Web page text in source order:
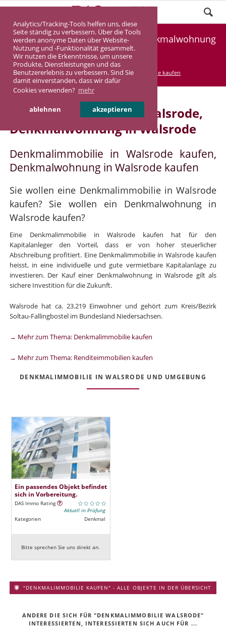
Analytics/Tracking-Tools helfen uns, diese
Seite ständig zu verbessern. Über die Tools
werden anonyme Daten über Website-
Nutzung und -Funktionalität gesammelt.
Wir nutzen die Erkenntnisse, um unsere
Produkte, Dienstleistungen und das
Benutzererlebnis zu verbessern. Sind Sie
damit einverstanden, dass wir dafür
Cookies verwenden? mehr
ablehnen akzeptieren
Denkmalimmobilie Walsrode, Denkmalwohnung
Walsrode
DASINVEST Service Denkmalimmobilie kaufen
Denkmalimmobilie in Walsrode,
Denkmalwohnung in Walsrode
Denkmalimmobilie in Walsrode kaufen,
Denkmalwohnung in Walsrode kaufen
Sie wollen eine Denkmalimmobilie in Walsrode
kaufen? Sie wollen ein Denkmalwohnung in
Walsrode kaufen?
Eine Denkmalimmobilie in Walsrode kaufen hat für den
Kapitalanleger den Vorteil, dass er von hoher steuerlicher
Abschreibung profitiert. Eine Denkmalimmobilie in Walsrode kaufen
heisst, in eine individuelle und gute vermietbare Kapitalanlage zu
investieren. Der Kauf einer Denkmalwohnung in Walsrode gilt als
sichere Investition für die Zukunft.
Walsrode hat ca. 23.219 Einwohner und gehört zum Kreis/Bezirk
Soltau-Fallingbostel im Bundesland Niedersachsen.
→ Mehr zum Thema: Denkmalimmobilie kaufen
→ Mehr zum Thema: Renditeimmobilien kaufen
DENKMALIMMOBILIE IN WALSRODE UND UMGEBUNG
Ein passendes Objekt befindet
sich in Vorbereitung.
DAS Immo Rating
Aktuell in Prüfung
Kategorien
Denkmal
Bitte sprechen Sie uns direkt an.
"DENKMALIMMOBILIE KAUFEN" - ALLE OBJEKTE IN DER ÜBERSICHT
ANDERE DIE SICH FÜR "DENKMALIMMOBILIE WALSRODE"
INTERESSIERTEN, INTERESSIERTEN SICH AUCH FÜR ...